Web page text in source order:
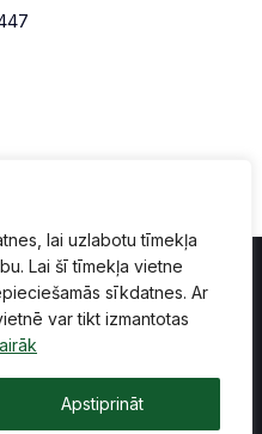
lai uzlabotu tīmekļa
Lai šī tīmekļa vietne
sīkdatnes. Ar
var tikt izmantotas
Apstiprināt
Lapas karte
visas tiesības aizsargātas.